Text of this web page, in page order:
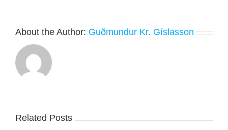
About the Author: Guðmundur Kr. Gíslasson
Related Posts